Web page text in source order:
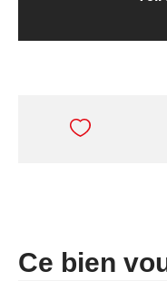
Ce bien